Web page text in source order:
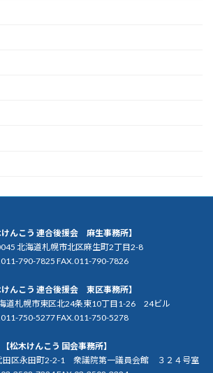
けんこう 連合後援会 麻生事務所】
北海道札幌市北区麻生町2丁目2-8
790-7825 FAX.011-790-7826
けんこう 連合後援会 東区事務所】
道札幌市東区北24条東10丁目1-26 24ビル
750-5277 FAX.011-750-5278
【松木けんこう 国会事務所】
田区永田町2-2-1 衆議院第一議員会館 ３２４号室